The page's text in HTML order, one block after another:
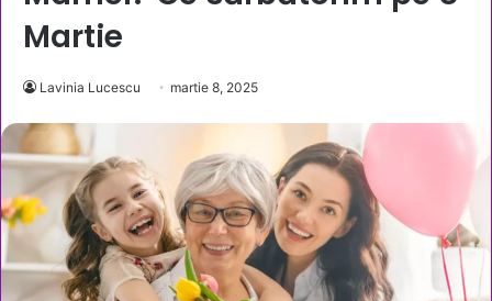
Martie
Lavinia Lucescu martie 8, 2025